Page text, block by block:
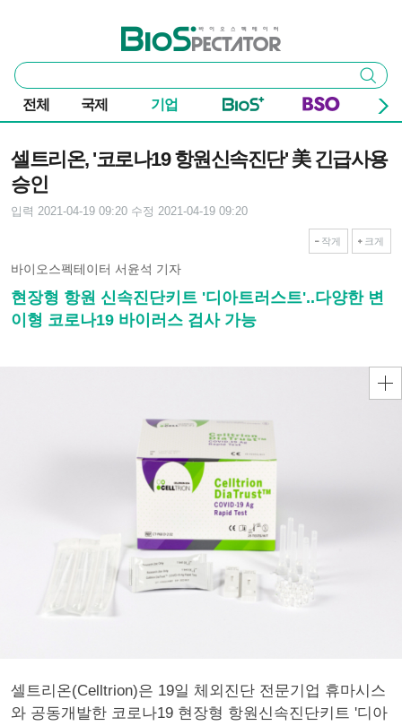
바이오스펙테이터
통
합
검
색
검색
전체 국제 기업
셀트리온, '코로나19 항원신속진단' 美 긴급사용
승인
입력 2021-04-19 09:20 수정 2021-04-19 09:20
작게 크게
바이오스펙테이터 서윤석 기자
현장형 항원 신속진단키트 '디아트러스트'..다양한 변
이형 코로나19 바이러스 검사 가능
셀트리온(Celltrion)은 19일 체외진단 전문기업 휴마시스
와 공동개발한 코로나19 현장형 항원신속진단키트 '디아